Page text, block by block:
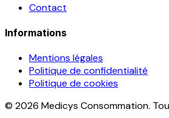
Contact
Informations
Mentions légales
Politique de confidentialité
Politique de cookies
© 2026 Medicys Consommation.